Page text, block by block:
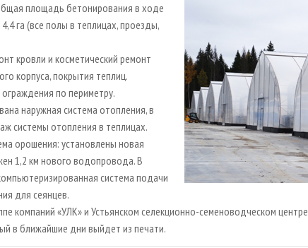
площадь бетонирования в ходе
га (все полы в теплицах, проезды,
кровли и косметический ремонт
корпуса, покрытия теплиц.
по периметру.
наружная система отопления, в
системы отопления в теплицах.
орошения: установлены новая
1,2 км нового водопровода. В
система подачи
для сеянцев.
компаний «УЛК» и Устьянском селекционно-семеноводческом
в ближайшие дни выйдет из печати.